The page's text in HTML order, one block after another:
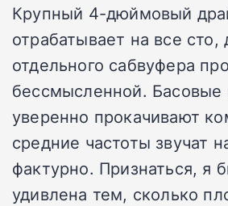
Крупный 4-дюймовый
отрабатывает на все сто,
отдельного сабвуфера
бессмысленной. Басовые
уверенно прокачивают
средние частоты звучат
фактурно. Признаться, я
удивлена тем, сколько